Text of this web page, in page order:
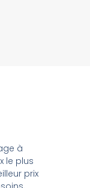
à
le plus
prix